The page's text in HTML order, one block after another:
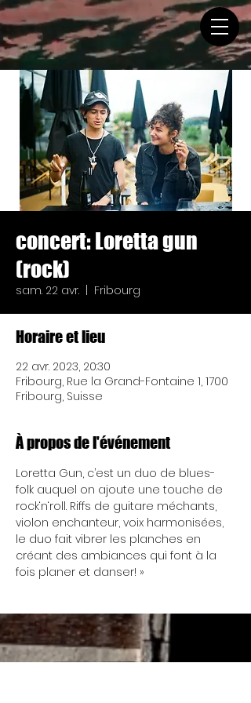
concert: Loretta gun
(rock)
sam. 22 avr. Fribourg
Horaire et lieu
22 avr. 2023, 20:30
Fribourg, Rue la Grand-Fontaine 1, 1700
Fribourg, Suisse
À propos de l'événement
Loretta Gun, c’est un duo de blues-
folk auquel on ajoute une touche de
rock‘n‘roll. Riffs de guitare méchants,
violon enchanteur, voix harmonisées,
le duo fait vibrer les planches en
créant des ambiances qui font à la
fois planer et danser! »